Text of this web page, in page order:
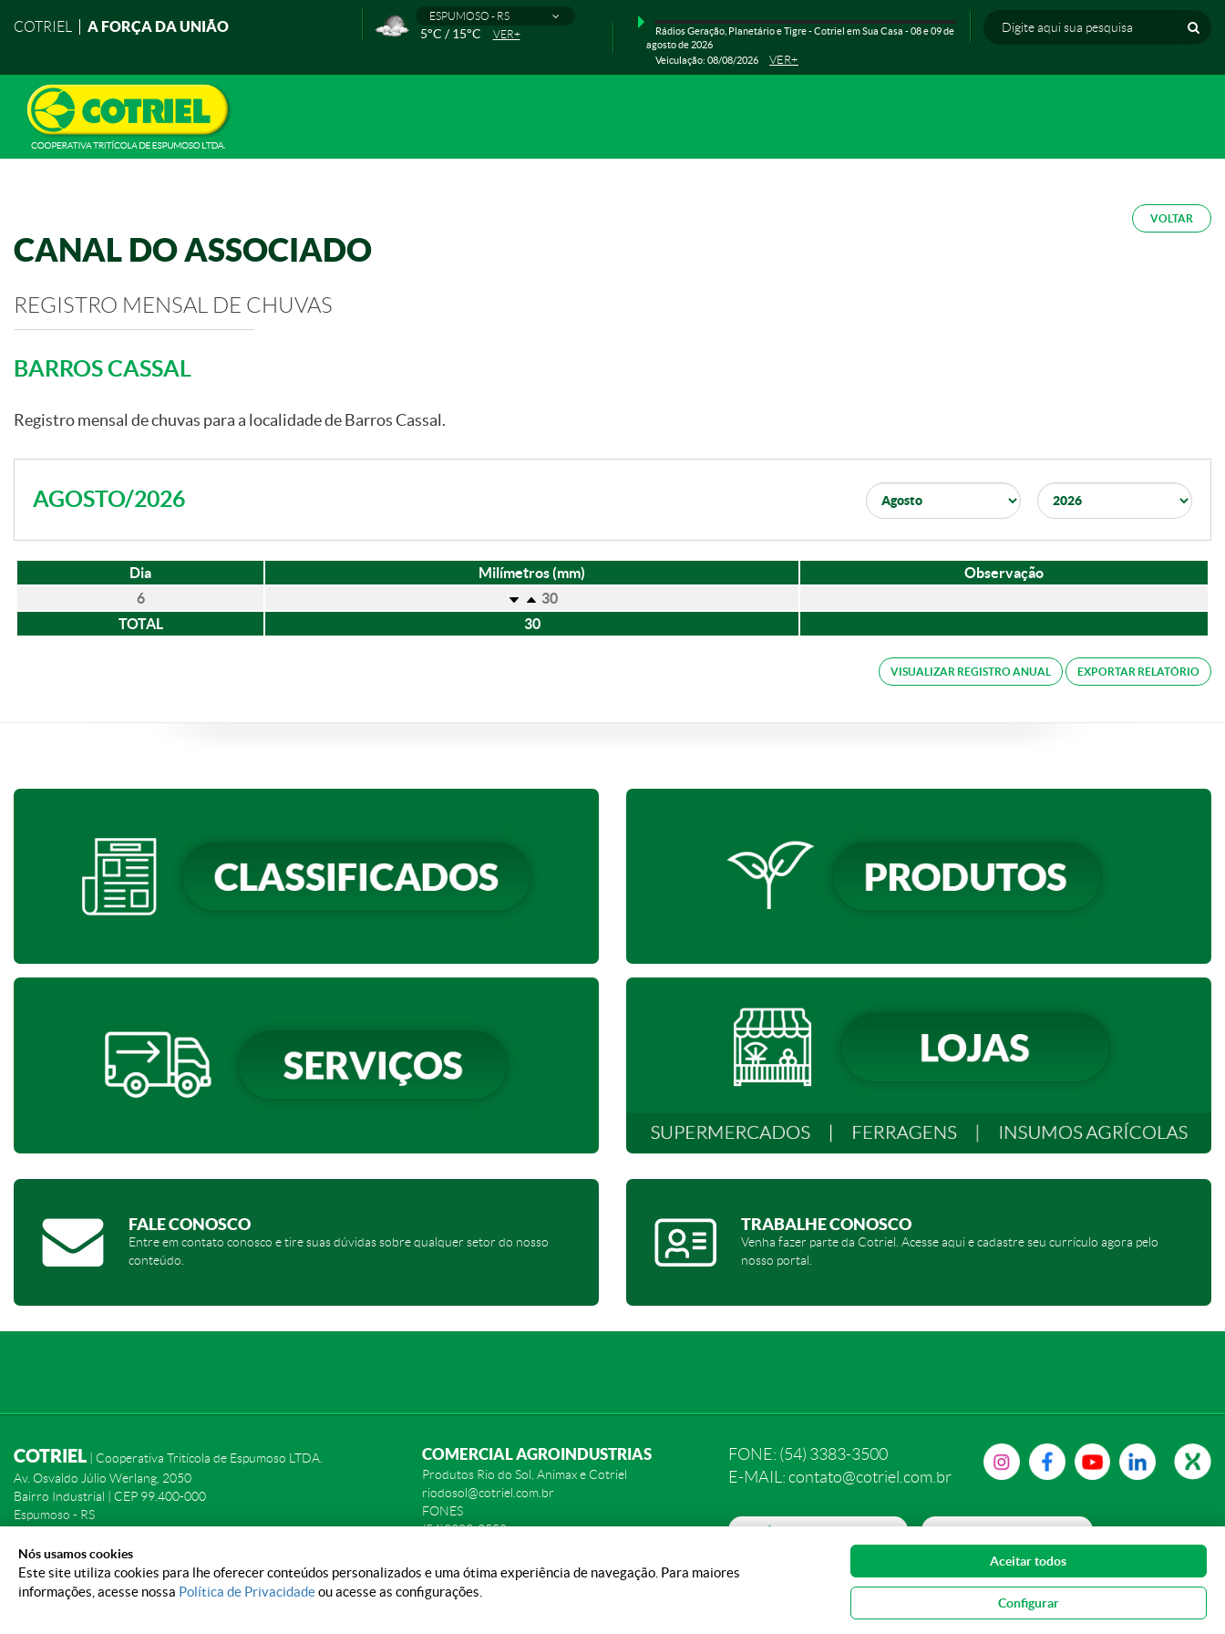
COTRIEL A FORÇA DA UNIÃO
ESPUMOSO - RS
5°C / 15°C VER+
Rádios Geração, Planetário e Tigre - Cotriel em Sua Casa - 08 e 09 de
agosto de 2026
Veiculação: 08/08/2026
VER+
VOLTAR
CANAL DO ASSOCIADO
REGISTRO MENSAL DE CHUVAS
BARROS CASSAL
Registro mensal de chuvas para a localidade de Barros Cassal.
AGOSTO/2026
Dia Milímetros (mm)
Observação
6
30
TOTAL
30
VISUALIZAR REGISTRO ANUAL EXPORTAR RELATÓRIO
FALE CONOSCO
Entre em contato conosco e tire suas dúvidas sobre qualquer setor do nosso
conteúdo.
TRABALHE CONOSCO
Venha fazer parte da Cotriel. Acesse aqui e cadastre seu currículo agora pelo
nosso portal.
COTRIEL | Cooperativa Tritícola de Espumoso LTDA.
Av. Osvaldo Júlio Werlang, 2050
Bairro Industrial | CEP 99.400-000
Espumoso - RS
COMERCIAL AGROINDUSTRIAS
Produtos Rio do Sol, Animax e Cotriel
riodosol@cotriel.com.br
FONES
(54)3383-3552
FONE: (54) 3383-3500
E-MAIL: contato@cotriel.com.br
POLÍTICA DE PRIVACIDADE PORTAL DE PRIVACIDADE
Nós usamos cookies
Este site utiliza cookies para lhe oferecer conteúdos personalizados e uma ótima experiência de navegação. Para maiores
informações, acesse nossa Política de Privacidadeou acesse as configurações.
Aceitar todos
Configurar